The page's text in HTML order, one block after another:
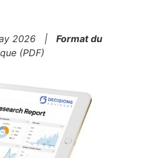
2026 | Format du
(PDF)